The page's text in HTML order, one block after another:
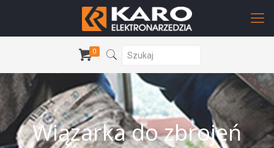
0
Wiązarka do zbrojeń